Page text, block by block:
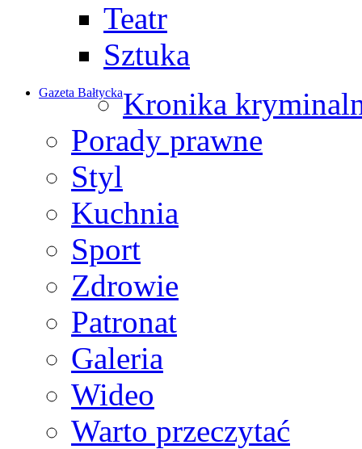
Teatr
Sztuka
Gazeta BałtyckaKronika
Porady prawne
Styl
Kuchnia
Sport
Zdrowie
Patronat
Galeria
Wideo
Warto przeczytać